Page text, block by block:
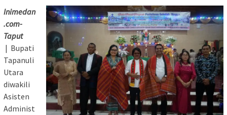
Inimedan
.com-
Taput
| Bupati
Tapanuli
Utara
diwakili
Asisten
Administ